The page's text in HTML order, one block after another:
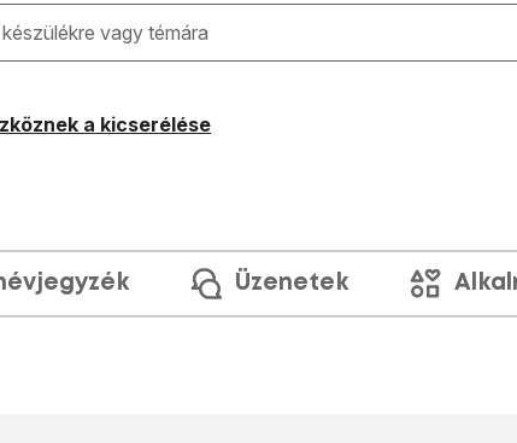
megjelennek a keresési javaslatok a mező alatt
a kicserélése
Üzenetek